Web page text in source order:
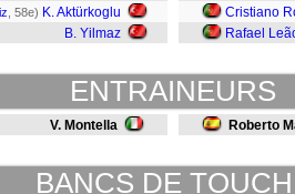
, 58e) K. Aktürkoglu
B. Yilmaz
Cristiano
Rafael
ENTRAINEURS
V. Montella Roberto
BANCS DE